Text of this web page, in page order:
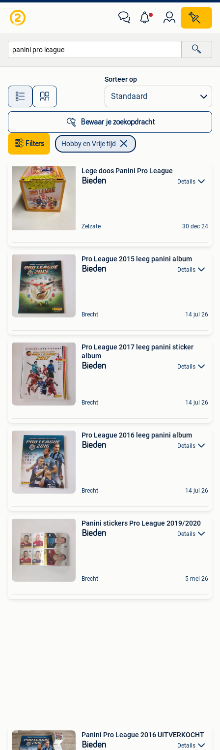
Alle afstanden…
Sorteer op
Bewaar je zoekopdracht
Filters Hobby en Vrije tijd
Lege doos Panini Pro League
Bieden Details
Zelzate 30 dec 24
Pro League 2015 leeg panini album
Bieden Details
Brecht 14 jul 26
Pro League 2017 leeg panini sticker
album
Bieden Details
Brecht 14 jul 26
Pro League 2016 leeg panini album
Bieden Details
Brecht 14 jul 26
Panini stickers Pro League 2019/2020
Bieden Details
Brecht 5 mei 26
Panini Pro League 2016 UITVERKOCHT
Bieden Details